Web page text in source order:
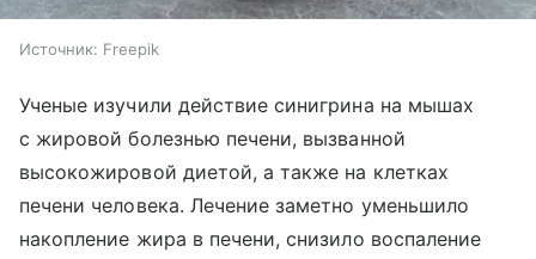
Источник: Freepik
Ученые изучили действие синигрина на мышах
с жировой болезнью печени, вызванной
высокожировой диетой, а также на клетках
печени человека. Лечение заметно уменьшило
накопление жира в печени, снизило воспаление